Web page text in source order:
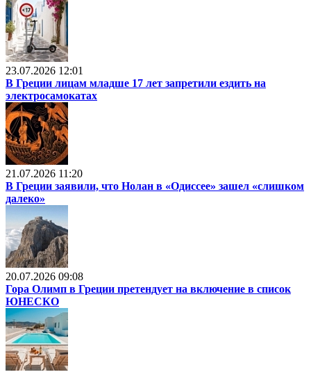
23.07.2026 12:01
В Греции лицам младше 17 лет запретили ездить на
электросамокатах
21.07.2026 11:20
В Греции заявили, что Нолан в «Одиссее» зашел «слишком
далеко»
20.07.2026 09:08
Гора Олимп в Греции претендует на включение в список
ЮНЕСКО